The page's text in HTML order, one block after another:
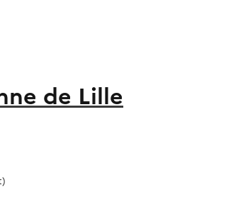
de Lille